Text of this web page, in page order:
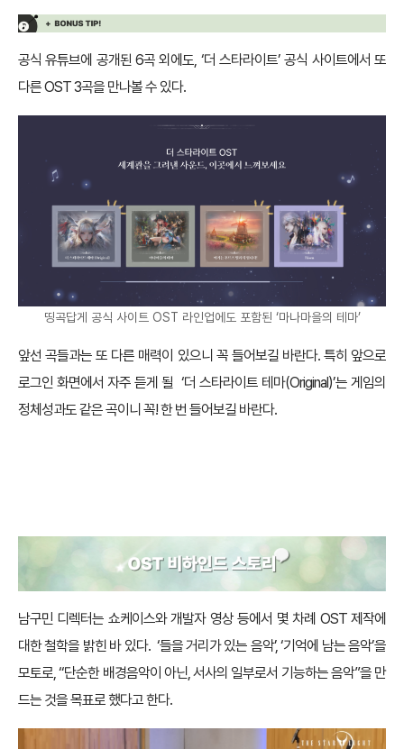
공식 유튜브에 공개된 6곡 외에도, ‘더 스타라이트’ 공식 사이트에서 또
다른 OST 3곡을 만나볼 수 있다.
띵곡답게 공식 사이트 OST 라인업에도 포함된 ‘마나마을의 테마’
앞선 곡들과는 또 다른 매력이 있으니 꼭 들어보길 바란다. 특히 앞으로
로그인 화면에서 자주 듣게 될 ‘더 스타라이트 테마(Original)’는 게임의
정체성과도 같은 곡이니 꼭! 한 번 들어보길 바란다.
남구민 디렉터는 쇼케이스와 개발자 영상 등에서 몇 차례 OST 제작에
대한 철학을 밝힌 바 있다. ‘들을 거리가 있는 음악’, ‘기억에 남는 음악’을
모토로, “단순한 배경음악이 아닌, 서사의 일부로서 기능하는 음악”을 만
드는 것을 목표로 했다고 한다.